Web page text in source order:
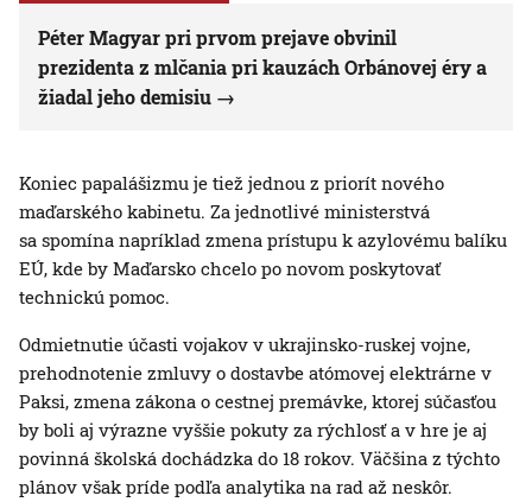
Péter Magyar pri prvom prejave obvinil
prezidenta z mlčania pri kauzách Orbánovej éry a
žiadal jeho demisiu
Koniec papalášizmu je tiež jednou z priorít nového
maďarského kabinetu. Za jednotlivé ministerstvá
sa spomína napríklad zmena prístupu k azylovému balíku
EÚ, kde by Maďarsko chcelo po novom poskytovať
technickú pomoc.
Odmietnutie účasti vojakov v ukrajinsko-ruskej vojne,
prehodnotenie zmluvy o dostavbe atómovej elektrárne v
Paksi, zmena zákona o cestnej premávke, ktorej súčasťou
by boli aj výrazne vyššie pokuty za rýchlosť a v hre je aj
povinná školská dochádzka do 18 rokov. Väčšina z týchto
plánov však príde podľa analytika na rad až neskôr.